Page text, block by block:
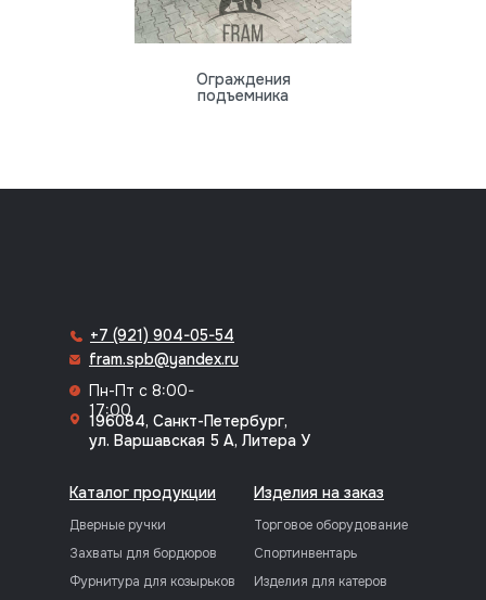
Ограждения
подъемника
Каталог продукции
Дверные ручки
Захваты для бордюров
Фурнитура для козырьков
Изделия на заказ
Торговое оборудование
Спортинвентарь
Изделия для катеров
+7 (921) 904-05-54
fram.spb@yandex.ru
Пн-Пт с 8:00-
17:00
196084, Санкт-Петербург,
ул. Варшавская 5 А, Литера У